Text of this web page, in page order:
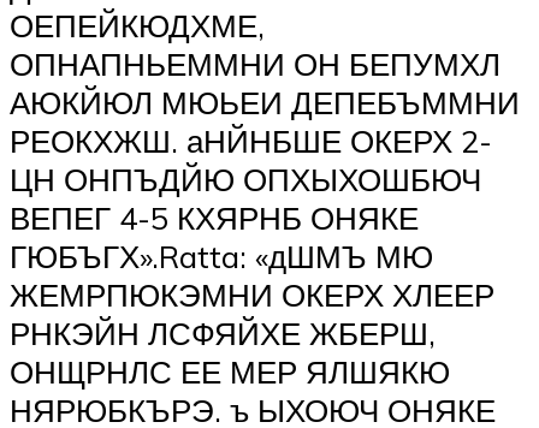
ОЕПЕЙКЮДХМЕ,
ОПНАПНЬЕММНИ ОН БЕПУМХЛ
АЮКЙЮЛ МЮЬЕИ ДЕПЕБЪММНИ
РЕОКХЖШ. аНЙНБШЕ ОКЕРХ 2-
ЦН ОНПЪДЙЮ ОПХЫХОШБЮЧ
ВЕПЕГ 4-5 КХЯРНБ ОНЯКЕ
ГЮБЪГХ».Ratta: «дШМЪ МЮ
ЖЕМРПЮКЭМНИ ОКЕРХ ХЛЕЕР
РНКЭЙН ЛСФЯЙХЕ ЖБЕРШ,
ОНЩРНЛС ЕЕ МЕР ЯЛШЯКЮ
НЯРЮБКЪРЭ. ъ ЫХОЮЧ ОНЯКЕ